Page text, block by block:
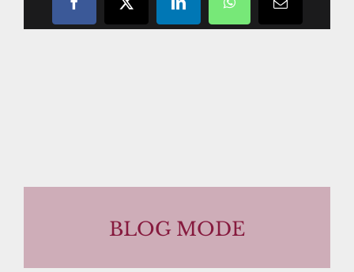
FacebookX LinkedInWhatsAppCourriel
/
BLOG MODE